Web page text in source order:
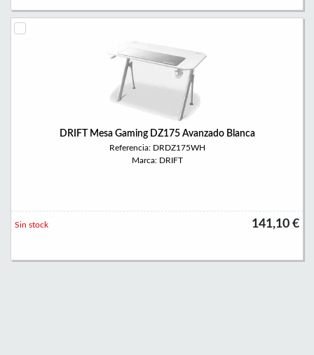
DRIFT Mesa Gaming DZ175 Avanzado Blanca
Referencia: DRDZ175WH
Marca: DRIFT
141,10 €
Sin stock